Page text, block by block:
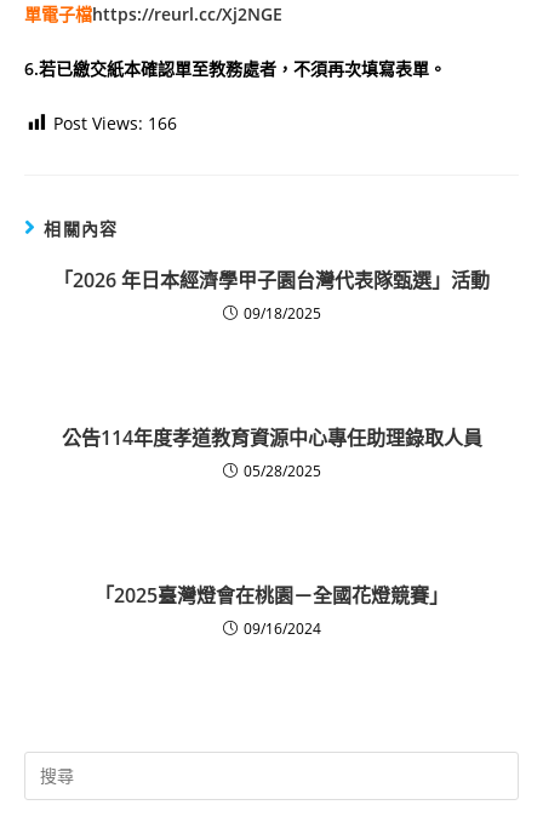
單電子檔https://reurl.cc/Xj2NGE
6.若已繳交紙本確認單至教務處者，不須再次填寫表單。
Post Views: 166
相關內容
「2026 年日本經濟學甲子園台灣代表隊甄選」活動
09/18/2025
公告114年度孝道教育資源中心專任助理錄取人員
05/28/2025
「2025臺灣燈會在桃園－全國花燈競賽」
09/16/2024
Search
for: